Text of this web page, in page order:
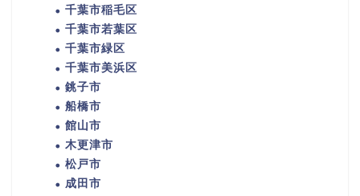
千葉市稲毛区
千葉市若葉区
千葉市緑区
千葉市美浜区
銚子市
船橋市
館山市
木更津市
松戸市
成田市